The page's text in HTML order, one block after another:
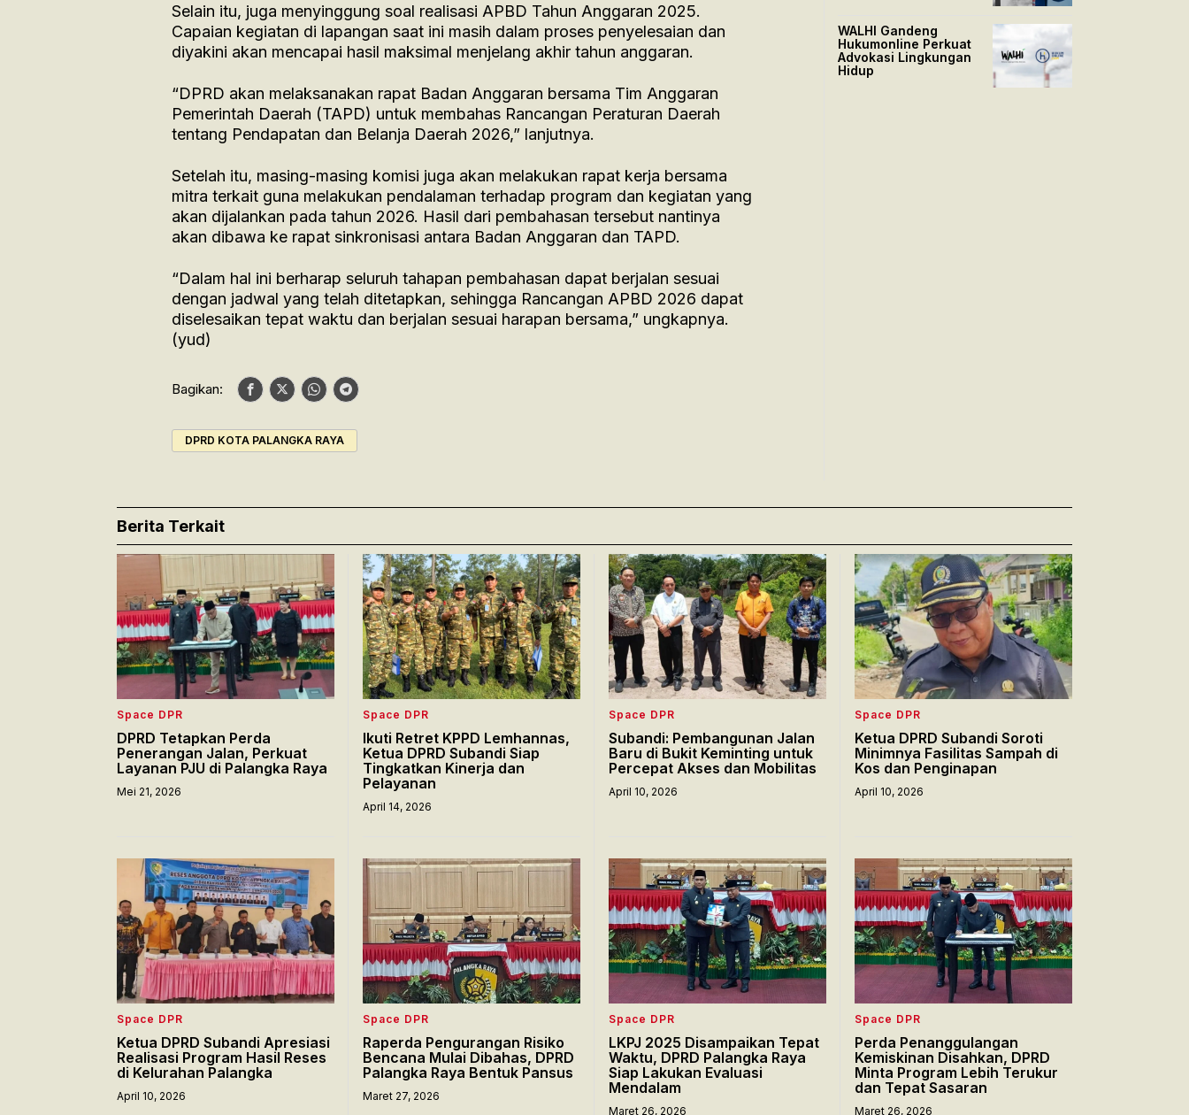
Selain itu, juga menyinggung soal realisasi APBD Tahun Anggaran 2025.
Capaian kegiatan di lapangan saat ini masih dalam proses penyelesaian dan
diyakini akan mencapai hasil maksimal menjelang akhir tahun anggaran.
“DPRD akan melaksanakan rapat Badan Anggaran bersama Tim Anggaran
Pemerintah Daerah (TAPD) untuk membahas Rancangan Peraturan Daerah
tentang Pendapatan dan Belanja Daerah 2026,” lanjutnya.
Setelah itu, masing-masing komisi juga akan melakukan rapat kerja bersama
mitra terkait guna melakukan pendalaman terhadap program dan kegiatan yang
akan dijalankan pada tahun 2026. Hasil dari pembahasan tersebut nantinya
akan dibawa ke rapat sinkronisasi antara Badan Anggaran dan TAPD.
“Dalam hal ini berharap seluruh tahapan pembahasan dapat berjalan sesuai
dengan jadwal yang telah ditetapkan, sehingga Rancangan APBD 2026 dapat
diselesaikan tepat waktu dan berjalan sesuai harapan bersama,” ungkapnya.
(yud)
Bagikan:
DPRD KOTA PALANGKA RAYA
WALHI Gandeng
Hukumonline Perkuat
Advokasi Lingkungan
Hidup
Berita Terkait
Space DPR
DPRD Tetapkan Perda
Penerangan Jalan, Perkuat
Layanan PJU di Palangka Raya
Mei 21, 2026
Space DPR
Ikuti Retret KPPD Lemhannas,
Ketua DPRD Subandi Siap
Tingkatkan Kinerja dan
Pelayanan
April 14, 2026
Space DPR
Subandi: Pembangunan Jalan
Baru di Bukit Keminting untuk
Percepat Akses dan Mobilitas
April 10, 2026
Space DPR
Ketua DPRD Subandi Soroti
Minimnya Fasilitas Sampah di
Kos dan Penginapan
April 10, 2026
Space DPR
Ketua DPRD Subandi Apresiasi
Realisasi Program Hasil Reses
di Kelurahan Palangka
April 10, 2026
Space DPR
Raperda Pengurangan Risiko
Bencana Mulai Dibahas, DPRD
Palangka Raya Bentuk Pansus
Maret 27, 2026
Space DPR
LKPJ 2025 Disampaikan Tepat
Waktu, DPRD Palangka Raya
Siap Lakukan Evaluasi
Mendalam
Maret 26, 2026
Space DPR
Perda Penanggulangan
Kemiskinan Disahkan, DPRD
Minta Program Lebih Terukur
dan Tepat Sasaran
Maret 26, 2026